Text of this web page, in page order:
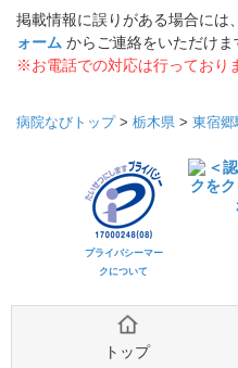
掲載情報に誤りがある場合には
ォーム からご連絡をいただけま
※お電話での対応は行っており
病院なびトップ> 栃木県 > 東宿郷
プライバシーマー
クについて
トップ